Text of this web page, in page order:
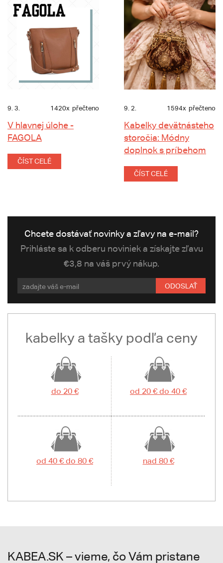
9. 3. 1420x přečteno
V hlavnej úlohe -
FAGOLA
ČÍST CELÉ
9. 2. 1594x přečteno
Kabelky devätnásteho
storočia: Módny
doplnok s príbehom
ČÍST CELÉ
Chcete dostávať novinky a zľavy na e-mail?
Prihláste sa k odberu noviniek a získajte zľavu
€3,8 na váš prvý nákup.
ODOSLAŤ
kabelky a tašky podľa ceny
do 20 € od 20 € do 40 €
od 40 € do 80 € nad 80 €
KABEA.SK – vieme, čo Vám pristane